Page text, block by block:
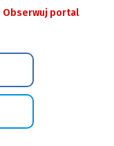
Obserwuj portal